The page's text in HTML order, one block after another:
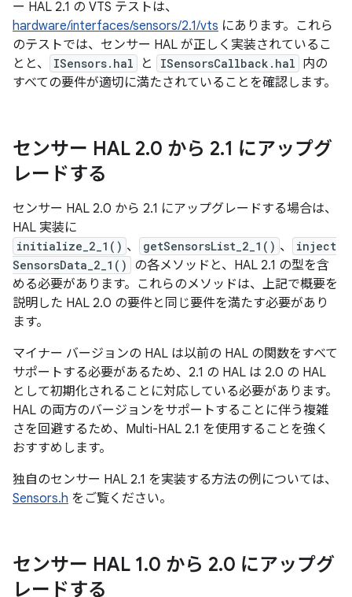
ー HAL 2.1 の VTS テストは、
hardware/interfaces/sensors/2.1/vts にあります。これら
のテストでは、センサー HAL が正しく実装されているこ
とと、
ISensors.hal と ISensorsCallback.hal 内の
すべての要件が適切に満たされていることを確認します。
センサー HAL 2.0 から 2.1 にアップグ
レードする
センサー HAL 2.0 から 2.1 にアップグレードする場合は、
HAL 実装に
initialize_2_1() 、 getSensorsList_2_1() 、
inject
SensorsData_2_1()
の各メソッドと、HAL 2.1 の型を含
める必要があります。これらのメソッドは、上記で概要を
説明した HAL 2.0 の要件と同じ要件を満たす必要があり
ます。
マイナー バージョンの HAL は以前の HAL の関数をすべて
サポートする必要があるため、2.1 の HAL は 2.0 の HAL
として初期化されることに対応している必要があります。
HAL の両方のバージョンをサポートすることに伴う複雑
さを回避するため、Multi-HAL 2.1 を使用することを強く
おすすめします。
独自のセンサー HAL 2.1 を実装する方法の例については、
Sensors.h をご覧ください。
センサー HAL 1.0 から 2.0 にアップグ
レードする